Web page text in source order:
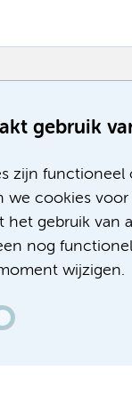
gebruik
zijn
we cookies
het gebruik van
nog
wijzigen.